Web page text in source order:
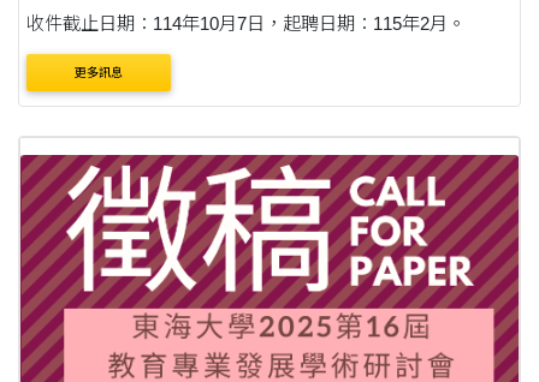
收件截止日期：114年10月7日，起聘日期：115年2月。
更多訊息